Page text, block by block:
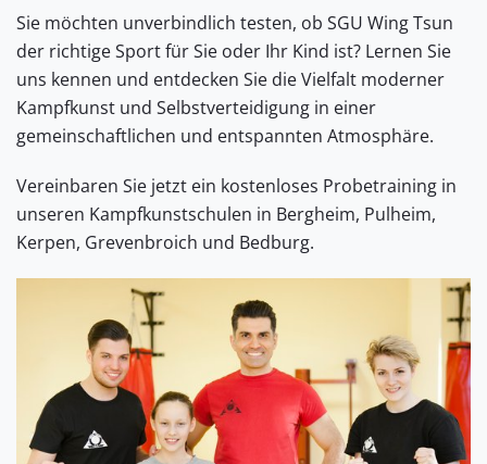
Sie möchten unverbindlich testen, ob SGU Wing Tsun
der richtige Sport für Sie oder Ihr Kind ist? Lernen Sie
uns kennen und entdecken Sie die Vielfalt moderner
Kampfkunst und Selbstverteidigung in einer
gemeinschaftlichen und entspannten Atmosphäre.
Vereinbaren Sie jetzt ein kostenloses Probetraining in
unseren Kampfkunstschulen in Bergheim, Pulheim,
Kerpen, Grevenbroich und Bedburg.